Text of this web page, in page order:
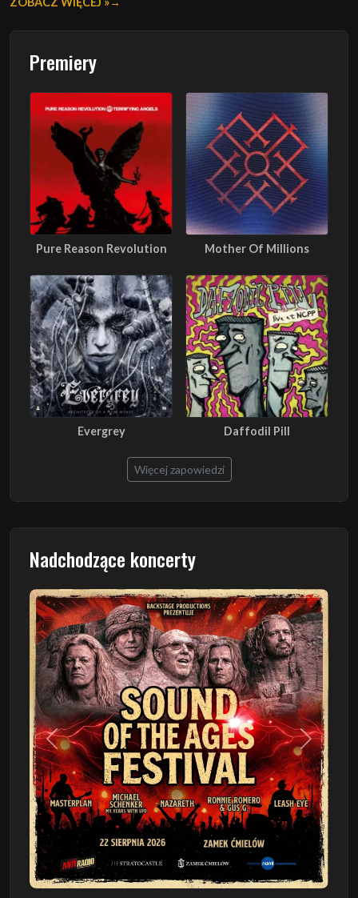
Premiery
Pure Reason Revolution Mother Of Millions
Evergrey Daffodil Pill
Więcej zapowiedzi
Nadchodzące koncerty
Poprzedni Następny